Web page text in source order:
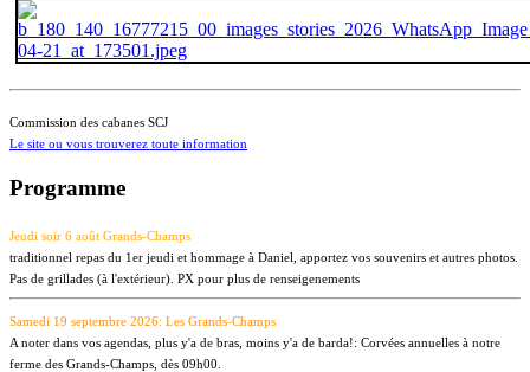
Commission des cabanes SCJ
Le site ou vous trouverez toute information
Programme
Jeudi soir 6 août Grands-Champs
traditionnel repas du 1er jeudi et hommage à Daniel, apportez vos souvenirs et autres photos.
Pas de grillades (à l'extérieur). PX pour plus de renseigenements
Samedi 19 septembre 2026: Les Grands-Champs
A noter dans vos agendas, plus y'a de bras, moins y'a de barda!: Corvées annuelles à notre
ferme des Grands-Champs, dès 09h00.